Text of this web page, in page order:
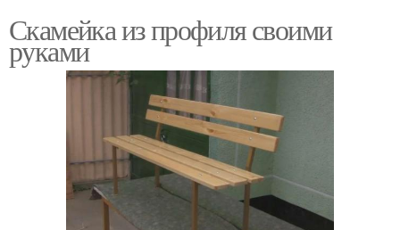
Скамейка из профиля своими
руками